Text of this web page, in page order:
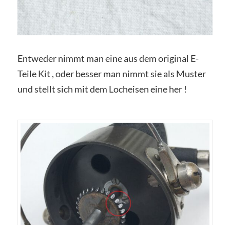
Entweder nimmt man eine aus dem original E-
Teile Kit , oder besser man nimmt sie als Muster
und stellt sich mit dem Locheisen eine her !